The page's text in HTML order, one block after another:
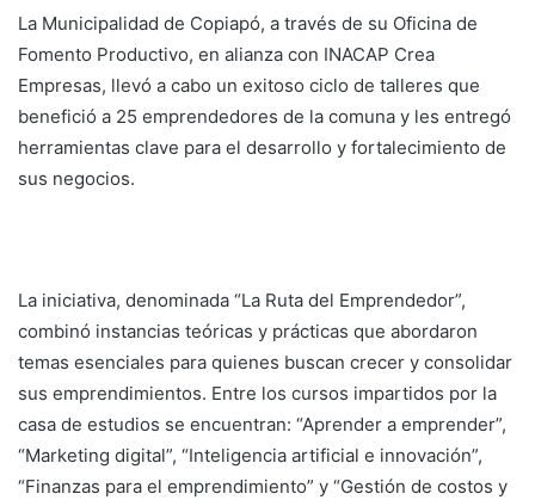
La Municipalidad de Copiapó, a través de su Oficina de
Fomento Productivo, en alianza con INACAP Crea
Empresas, llevó a cabo un exitoso ciclo de talleres que
benefició a 25 emprendedores de la comuna y les entregó
herramientas clave para el desarrollo y fortalecimiento de
sus negocios.
La iniciativa, denominada “La Ruta del Emprendedor”,
combinó instancias teóricas y prácticas que abordaron
temas esenciales para quienes buscan crecer y consolidar
sus emprendimientos. Entre los cursos impartidos por la
casa de estudios se encuentran: “Aprender a emprender”,
“Marketing digital”, “Inteligencia artificial e innovación”,
“Finanzas para el emprendimiento” y “Gestión de costos y